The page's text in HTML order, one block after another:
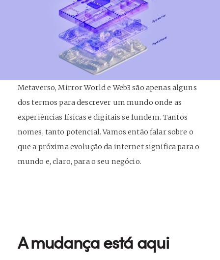
Metaverso, Mirror World e Web3 são apenas alguns
dos termos para descrever um mundo onde as
experiências físicas e digitais se fundem. Tantos
nomes, tanto potencial. Vamos então falar sobre o
que a próxima evolução da internet significa para o
mundo e, claro, para o seu negócio.
A mudança está aqui